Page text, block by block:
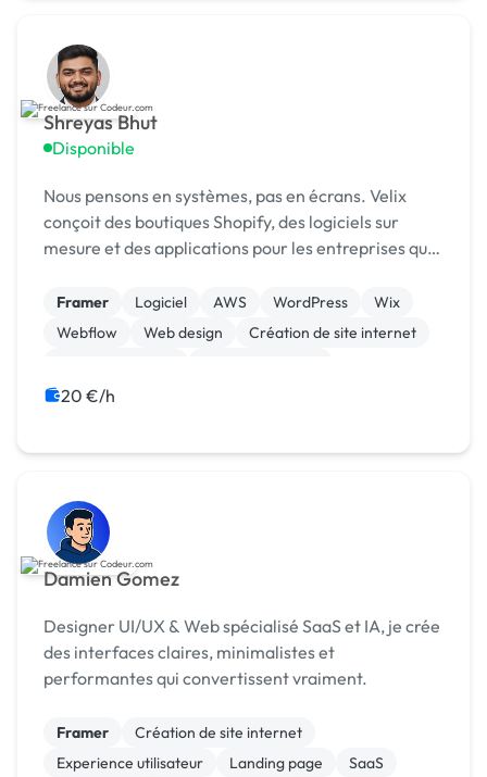
Shreyas Bhut
Disponible
Nous pensons en systèmes, pas en écrans. Velix
conçoit des boutiques Shopify, des logiciels sur
mesure et des applications pour les entreprises qui
Framer Logiciel AWS WordPress
Wix
Webflow
Web design
Création de site internet
20 €/h
Damien Gomez
Designer UI/UX & Web spécialisé SaaS et IA, je crée
des interfaces claires, minimalistes et
performantes qui convertissent vraiment.
Framer
Création de site internet
Experience utilisateur
Landing page
SaaS